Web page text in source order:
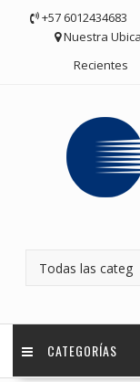
contenido
+57 6012434683
Nuestra
Recientes
CATEGORÍAS